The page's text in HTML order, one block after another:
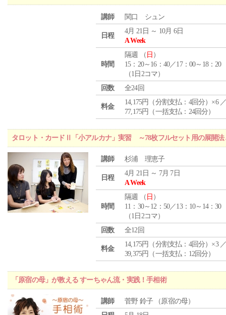
講師 関口 シュン
日程
4月 21日 ～ 10月 6日
A Week
時間
隔週 （ 日 ）
15：20～16：40／17：00～18：20
（1日2コマ）
回数
全24回
料金
14,175円（分割支払：4回分）×6
77,175円（一括支払：24回分）
タロット・カードⅡ「小アルカナ」実習 ～78枚フルセット用の展開法
講師 杉浦 理恵子
日程
4月 21日 ～ 7月 7日
A Week
時間
隔週 （ 日 ）
11：30～12：50／13：10～14：30
（1日2コマ）
回数
全12回
料金
14,175円（分割支払：4回分）×3
39,375円（一括支払：12回分）
「原宿の母」が教える すーちゃん流・実践！手相術
講師
菅野 鈴子 （原宿の母）